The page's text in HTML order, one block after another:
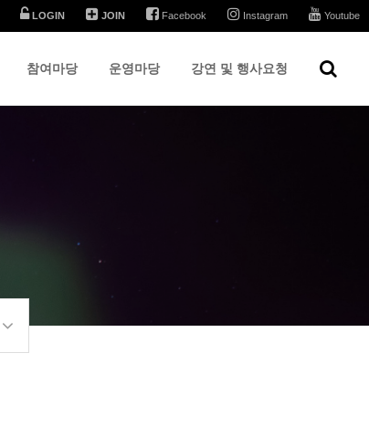
LOGIN JOIN Facebook Instagram Youtube
참여마당 운영마당 강연 및 행사요청